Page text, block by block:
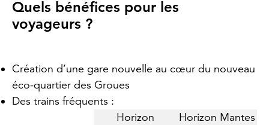
Quels bénéfices pour les
voyageurs ?
Création d’une gare nouvelle au cœur du nouveau
éco-quartier des Groues
Des trains fréquents :
Horizon
Horizon Mantes